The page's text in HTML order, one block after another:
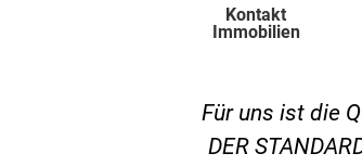
Kontakt
Immobilien
Für uns ist die
DER